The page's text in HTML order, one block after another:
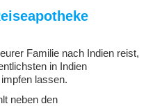
Familie nach Indien reist,
in Indien
lassen.
neben den